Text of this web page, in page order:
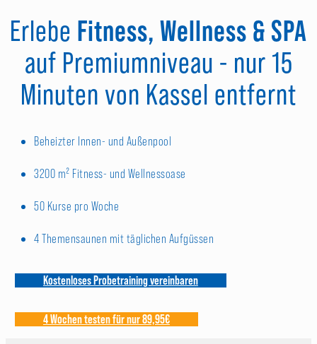
Erlebe Fitness, Wellness & SPA
auf Premiumniveau - nur 15
Minuten von Kassel entfernt
Beheizter Innen- und Außenpool
3200 m² Fitness- und Wellnessoase
50 Kurse pro Woche
4 Themensaunen mit täglichen Aufgüssen
Kostenloses Probetraining vereinbaren
4 Wochen testen für nur 89,95€